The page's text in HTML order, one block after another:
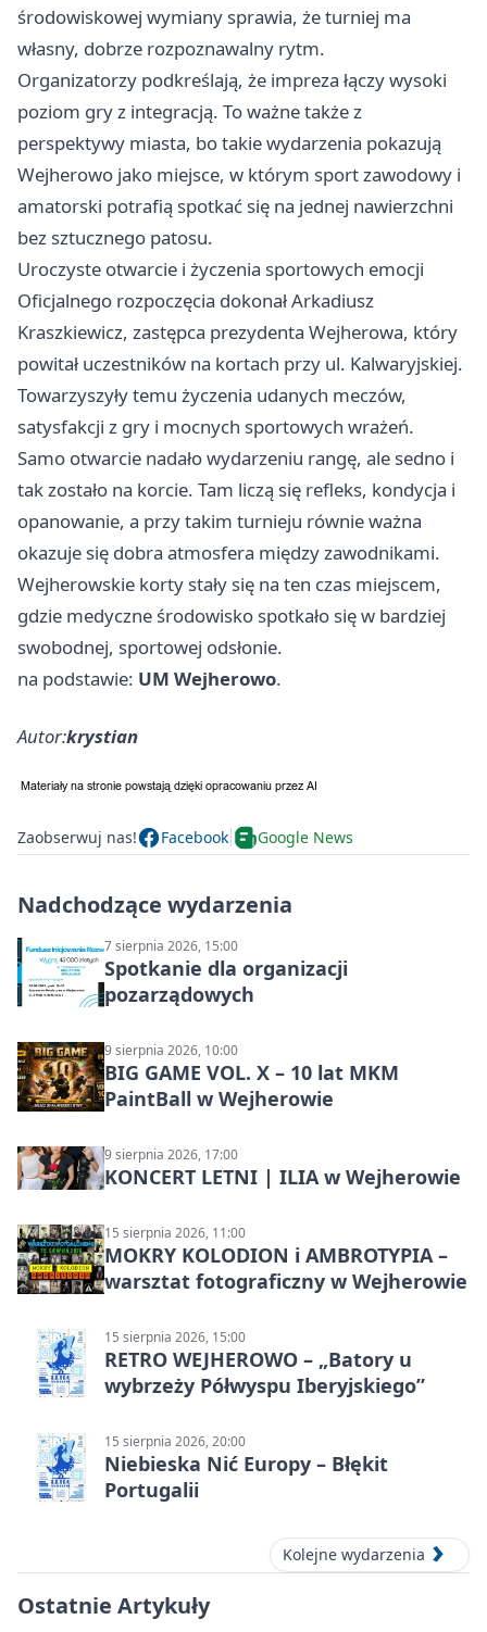
środowiskowej wymiany sprawia, że turniej ma
własny, dobrze rozpoznawalny rytm.
Organizatorzy podkreślają, że impreza łączy wysoki
poziom gry z integracją. To ważne także z
perspektywy miasta, bo takie wydarzenia pokazują
Wejherowo jako miejsce, w którym sport zawodowy i
amatorski potrafią spotkać się na jednej nawierzchni
bez sztucznego patosu.
Uroczyste otwarcie i życzenia sportowych emocji
Oficjalnego rozpoczęcia dokonał Arkadiusz
Kraszkiewicz, zastępca prezydenta Wejherowa, który
powitał uczestników na kortach przy ul. Kalwaryjskiej.
Towarzyszyły temu życzenia udanych meczów,
satysfakcji z gry i mocnych sportowych wrażeń.
Samo otwarcie nadało wydarzeniu rangę, ale sedno i
tak zostało na korcie. Tam liczą się refleks, kondycja i
opanowanie, a przy takim turnieju równie ważna
okazuje się dobra atmosfera między zawodnikami.
Wejherowskie korty stały się na ten czas miejscem,
gdzie medyczne środowisko spotkało się w bardziej
swobodnej, sportowej odsłonie.
na podstawie: UM Wejherowo.
Autor:krystian
Zaobserwuj nas! Facebook Google News
Nadchodzące wydarzenia
7 sierpnia 2026, 15:00
Spotkanie dla organizacji
pozarządowych
9 sierpnia 2026, 10:00
BIG GAME VOL. X – 10 lat MKM
PaintBall w Wejherowie
9 sierpnia 2026, 17:00
KONCERT LETNI | ILIA w Wejherowie
15 sierpnia 2026, 11:00
MOKRY KOLODION i AMBROTYPIA –
warsztat fotograficzny w Wejherowie
15 sierpnia 2026, 15:00
RETRO WEJHEROWO – „Batory u
wybrzeży Półwyspu Iberyjskiego”
15 sierpnia 2026, 20:00
Niebieska Nić Europy – Błękit
Portugalii
Kolejne wydarzenia
Ostatnie Artykuły